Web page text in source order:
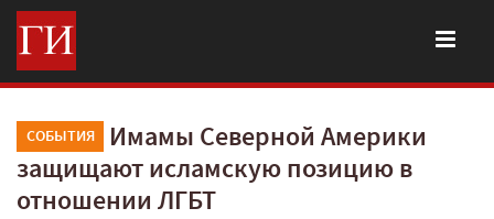
СОБЫТИЯ
Имамы Северной Америки
защищают исламскую позицию в
отношении ЛГБТ